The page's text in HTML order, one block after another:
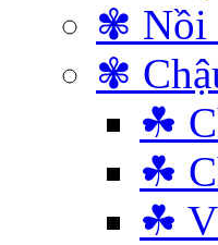
✾ Nồi
✾
☘
☘
☘